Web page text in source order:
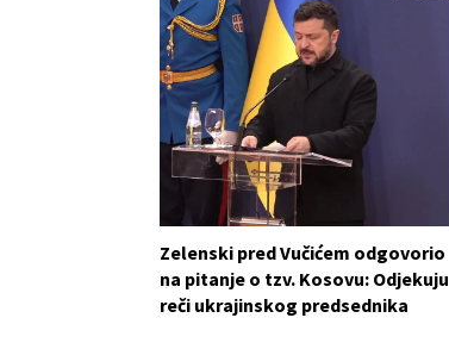
Zelenski pred Vučićem odgovorio
na pitanje o tzv. Kosovu: Odjekuju
reči ukrajinskog predsednika